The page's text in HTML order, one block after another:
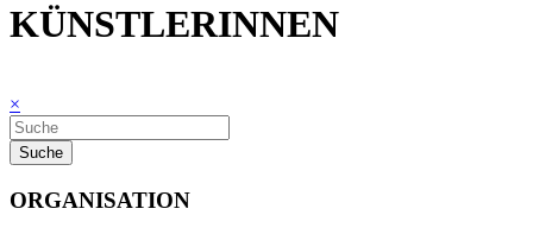
KÜNSTLERINNEN
×
Suche
ORGANISATION